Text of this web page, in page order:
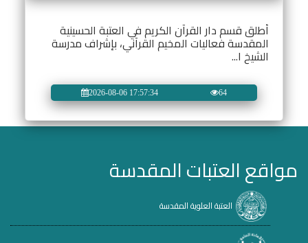
أطلق قسم دار القرآن الكريم في العتبة الحسينية
المقدسة فعاليات المخيم القرآني، بإشراف مدرسة
الشيخ ا...
64
2026-08-06 17:57:34
مواقع العتبات المقدسة
العتبة العلوية المقدسة